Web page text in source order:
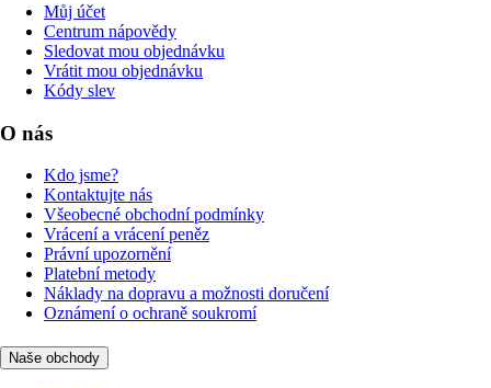
Můj účet
Centrum nápovědy
Sledovat mou objednávku
Vrátit mou objednávku
Kódy slev
O nás
Kdo jsme?
Kontaktujte nás
Všeobecné obchodní podmínky
Vrácení a vrácení peněz
Právní upozornění
Platební metody
Náklady na dopravu a možnosti doručení
Oznámení o ochraně soukromí
Naše obchody